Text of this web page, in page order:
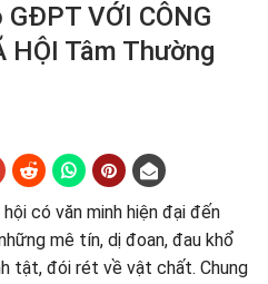
VỚI CÔNG
HỘI Tâm Thường
có văn minh hiện đại đến
mê tín, dị đoan, đau khổ
tật, đói rét về vật chất. Chung